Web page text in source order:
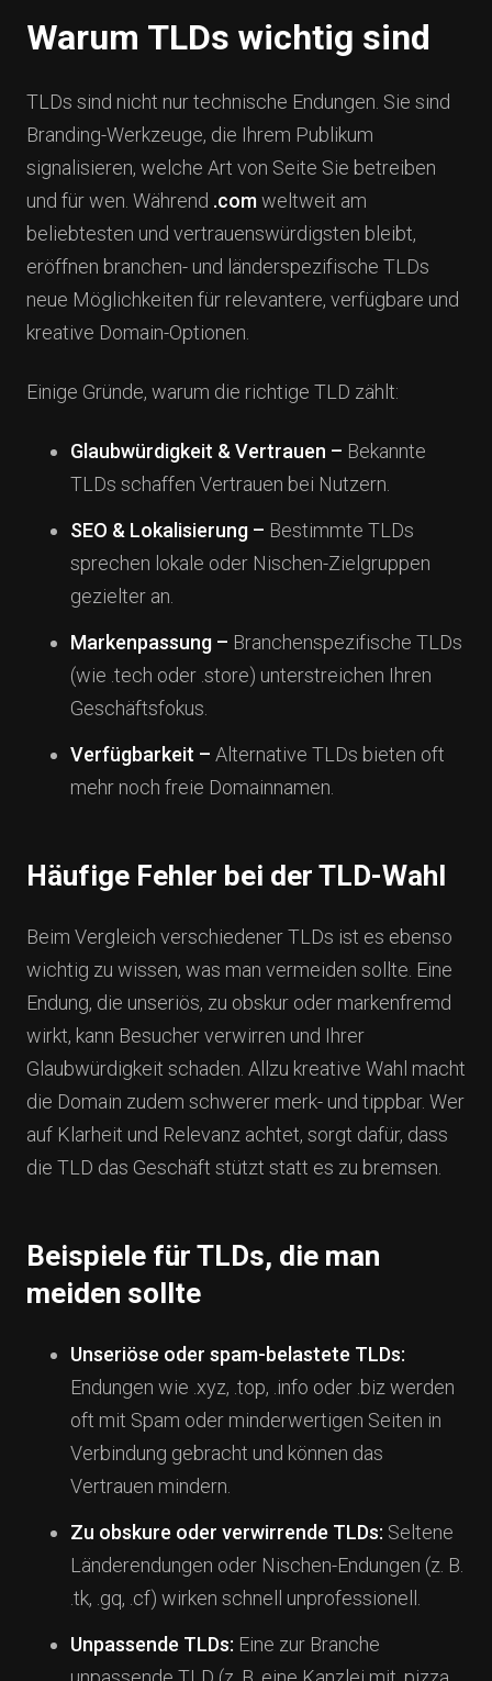
Warum TLDs wichtig sind
TLDs sind nicht nur technische Endungen. Sie sind
Branding-Werkzeuge, die Ihrem Publikum
signalisieren, welche Art von Seite Sie betreiben
und für wen. Während .comweltweit am
beliebtesten und vertrauenswürdigsten bleibt,
eröffnen branchen- und länderspezifische TLDs
neue Möglichkeiten für relevantere, verfügbare und
kreative Domain-Optionen.
Einige Gründe, warum die richtige TLD zählt:
Glaubwürdigkeit & Vertrauen – Bekannte
TLDs schaffen Vertrauen bei Nutzern.
SEO & Lokalisierung – Bestimmte TLDs
sprechen lokale oder Nischen-Zielgruppen
gezielter an.
Markenpassung – Branchenspezifische TLDs
(wie .tech oder .store) unterstreichen Ihren
Geschäftsfokus.
Verfügbarkeit – Alternative TLDs bieten oft
mehr noch freie Domainnamen.
Häufige Fehler bei der TLD-Wahl
Beim Vergleich verschiedener TLDs ist es ebenso
wichtig zu wissen, was man vermeiden sollte. Eine
Endung, die unseriös, zu obskur oder markenfremd
wirkt, kann Besucher verwirren und Ihrer
Glaubwürdigkeit schaden. Allzu kreative Wahl macht
die Domain zudem schwerer merk- und tippbar. Wer
auf Klarheit und Relevanz achtet, sorgt dafür, dass
die TLD das Geschäft stützt statt es zu bremsen.
Beispiele für TLDs, die man
meiden sollte
Unseriöse oder spam-belastete TLDs:
Endungen wie .xyz, .top, .info oder .biz werden
oft mit Spam oder minderwertigen Seiten in
Verbindung gebracht und können das
Vertrauen mindern.
Zu obskure oder verwirrende TLDs: Seltene
Länderendungen oder Nischen-Endungen (z. B.
.tk, .gq, .cf) wirken schnell unprofessionell.
Unpassende TLDs: Eine zur Branche